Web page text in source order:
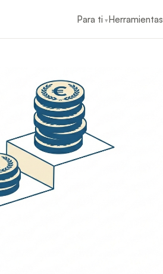
Para ti Herramientas